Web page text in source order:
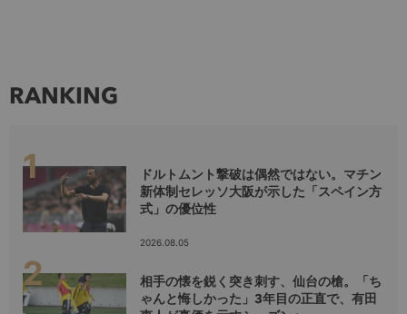
RANKING
ドルトムント撃破は偶然ではない。マチン
新体制セレッソ大阪が示した「スペイン方
式」の優位性
2026.08.05
相手の懐を鋭く突き刺す、仙台の槍。「ち
ゃんと悔しかった」3年目の正直で、有田